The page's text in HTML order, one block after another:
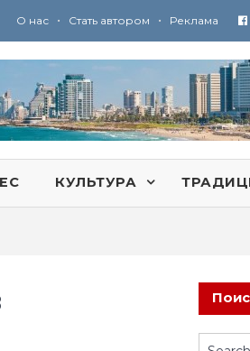
О нас • Стать автором • Реклама
КУЛЬТУРА
Search